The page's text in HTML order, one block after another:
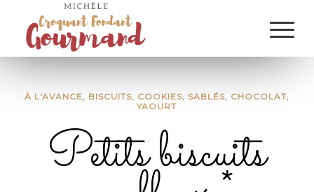
À L'AVANCE, BISCUITS, COOKIES, SABLÉS, CHOCOLAT,
YAOURT
Petits biscuits